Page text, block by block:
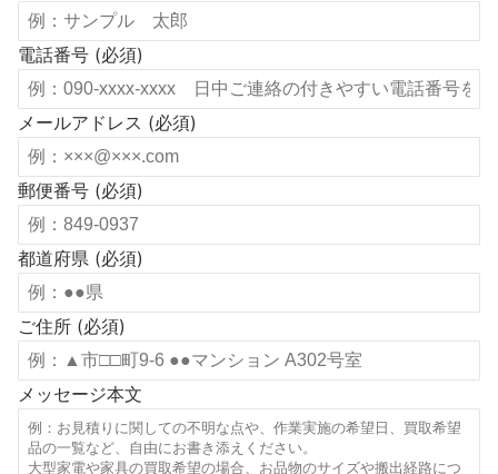
電話番号 (必須)
メールアドレス (必須)
郵便番号 (必須)
都道府県 (必須)
ご住所 (必須)
メッセージ本文